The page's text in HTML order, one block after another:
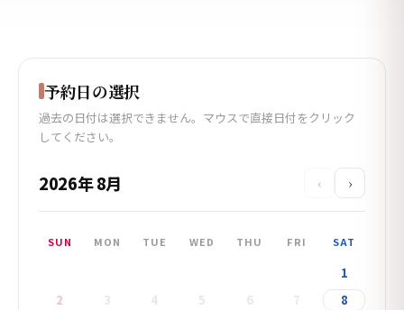
予約日の選択
過去の日付は選択できません。マウスで直接日付をクリック
してください。
2026年 8月 ‹ ›
SUN MON TUE WED THU FRI SAT
1
2
8